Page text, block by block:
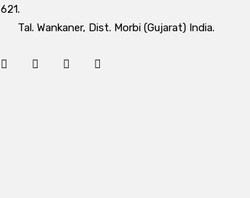
621.
Tal. Wankaner, Dist. Morbi (Gujarat) India.